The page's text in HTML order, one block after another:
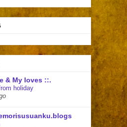
& My loves ::.
holiday